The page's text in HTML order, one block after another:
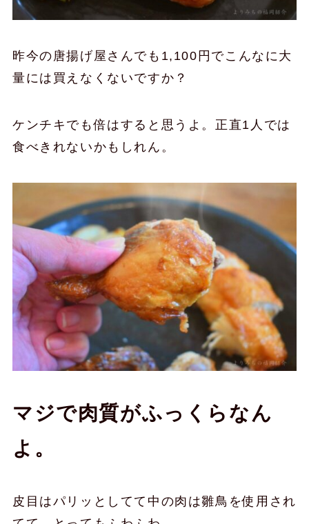
昨今の唐揚げ屋さんでも1,100円でこんなに大
量には買えなくないですか？
ケンチキでも倍はすると思うよ。正直1人では
食べきれないかもしれん。
マジで肉質がふっくらなん
よ。
皮目はパリッとしてて中の肉は雛鳥を使用され